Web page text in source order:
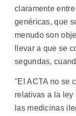
claramente
genéricas, que
menudo son
llevar a que se
segundas,
"El ACTA no se
relativas a la
las medicinas